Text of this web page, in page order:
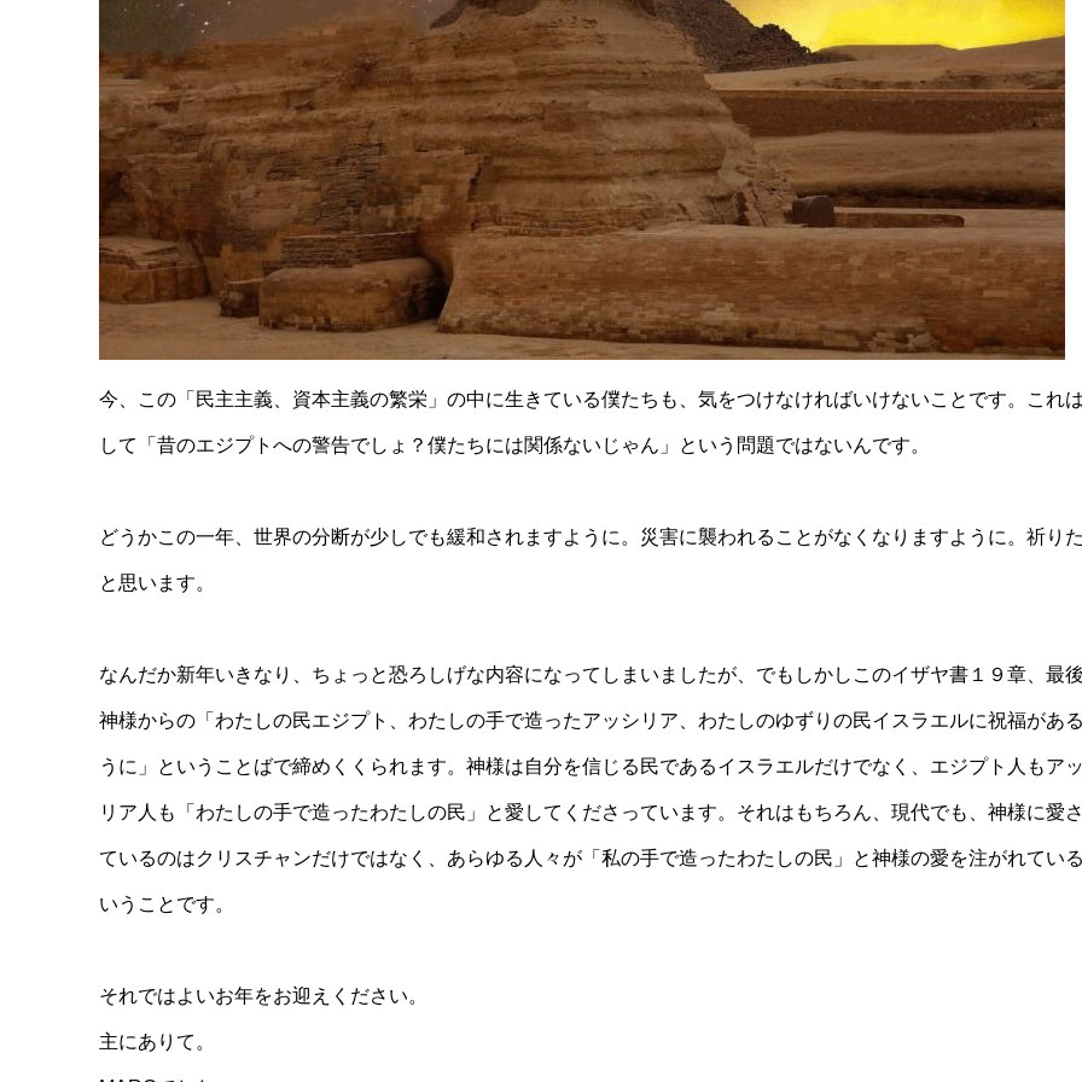
今、この「民主主義、資本主義の繁栄」の中に生きている僕たちも、気をつけなければいけないことです。これ
して「昔のエジプトへの警告でしょ？僕たちには関係ないじゃん」という問題ではないんです。
どうかこの一年、世界の分断が少しでも緩和されますように。災害に襲われることがなくなりますように。祈り
と思います。
なんだか新年いきなり、ちょっと恐ろしげな内容になってしまいましたが、でもしかしこのイザヤ書１９章、最
神様からの「わたしの民エジプト、わたしの手で造ったアッシリア、わたしのゆずりの民イスラエルに祝福があ
うに」ということばで締めくくられます。神様は自分を信じる民であるイスラエルだけでなく、エジプト人もア
リア人も「わたしの手で造ったわたしの民」と愛してくださっています。それはもちろん、現代でも、神様に愛
ているのはクリスチャンだけではなく、あらゆる人々が「私の手で造ったわたしの民」と神様の愛を注がれてい
いうことです。
それではよいお年をお迎えください。
主にありて。